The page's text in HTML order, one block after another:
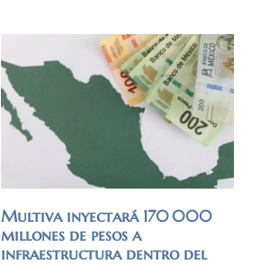
Multiva inyectará 170 000
millones de pesos a
infraestructura dentro del